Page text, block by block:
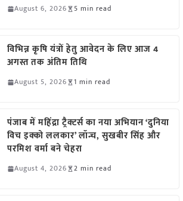
August 6, 2026 5 min read
विभिन्न कृषि यंत्रों हेतु आवेदन के लिए आज 4
अगस्त तक अंतिम तिथि
August 5, 2026 1 min read
पंजाब में महिंद्रा ट्रैक्टर्स का नया अभियान ‘दुनिया
विच इक्को ललकार’ लॉन्च, सुखबीर सिंह और
परमिश वर्मा बने चेहरा
August 4, 2026 2 min read